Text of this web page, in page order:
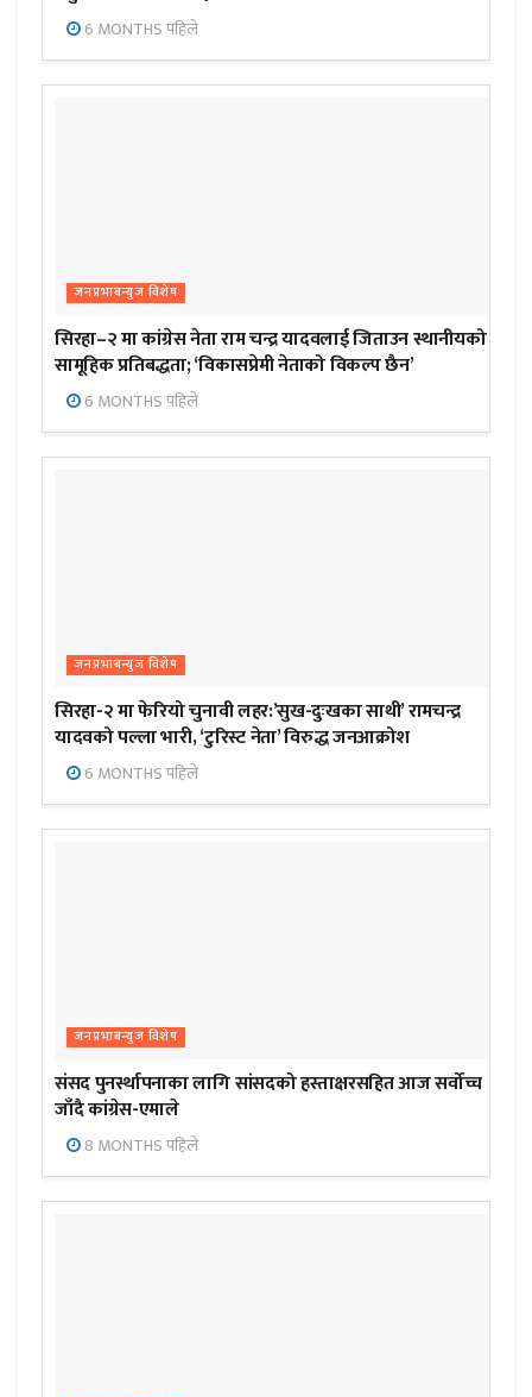
6 MONTHS पहिले
जनप्रभाबन्युज विशेष
सिरहा–२ मा कांग्रेस नेता राम चन्द्र यादवलाई जिताउन स्थानीयको
सामूहिक प्रतिबद्धता; ‘विकासप्रेमी नेताको विकल्प छैन’
6 MONTHS पहिले
जनप्रभाबन्युज विशेष
सिरहा-२ मा फेरियो चुनावी लहर:’सुख-दुःखका साथी’ रामचन्द्र
यादवको पल्ला भारी, ‘टुरिस्ट नेता’ विरुद्ध जनआक्रोश
6 MONTHS पहिले
जनप्रभाबन्युज विशेष
संसद पुनर्स्थापनाका लागि सांसदको हस्ताक्षरसहित आज सर्वोच्च
जाँदै कांग्रेस-एमाले
8 MONTHS पहिले